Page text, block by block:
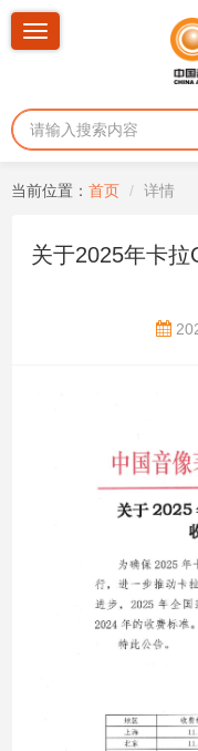
Toggle
当前位置： 首页 详情
关于2025年卡